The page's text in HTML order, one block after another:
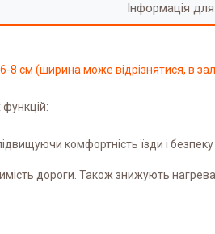
Інформація
8 см (ширина може відрізнятися, в
комфортність їзди і
дороги. Також знижують